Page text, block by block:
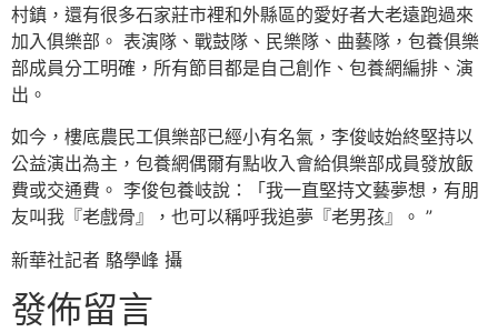
村鎮，還有很多石家莊市裡和外縣區的愛好者大老遠跑過來
加入俱樂部。 表演隊、戰鼓隊、民樂隊、曲藝隊，包養俱樂
部成員分工明確，所有節目都是自己創作、包養網編排、演
出。
如今，樓底農民工俱樂部已經小有名氣，李俊岐始終堅持以
公益演出為主，包養網偶爾有點收入會給俱樂部成員發放飯
費或交通費。 李俊包養岐說：「我一直堅持文藝夢想，有朋
友叫我『老戲骨』，也可以稱呼我追夢『老男孩』。 ”
新華社記者 駱學峰 攝
發佈留言